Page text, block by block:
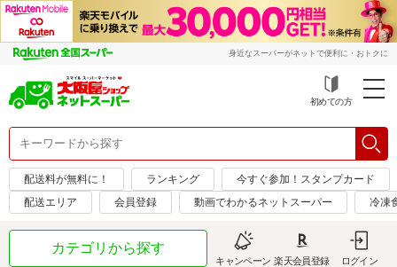
身近なスーパーがネットで便利に・おトクに
初めての方
配送料が無料に！ ランキング
今すぐ参加！スタンプカード
配送エリア
会員登録 動画でわかるネットスーパー 冷凍
カテゴリから探す
キャンペーン 楽天会員登録 ログイン